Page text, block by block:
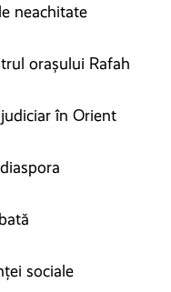
neachitate
orașului Rafah
în Orient
sociale